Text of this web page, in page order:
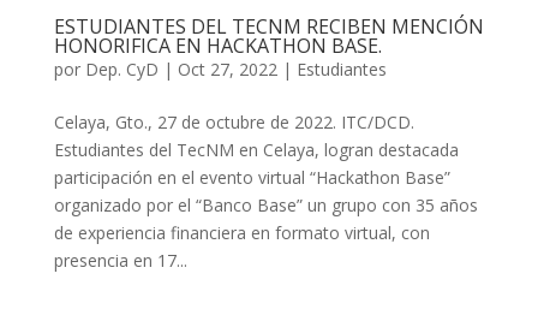
ESTUDIANTES DEL TECNM RECIBEN MENCIÓN
HONORIFICA EN HACKATHON BASE.
por Dep. CyD | Oct 27, 2022 | Estudiantes
Celaya, Gto., 27 de octubre de 2022. ITC/DCD.
Estudiantes del TecNM en Celaya, logran destacada
participación en el evento virtual “Hackathon Base”
organizado por el “Banco Base” un grupo con 35 años
de experiencia financiera en formato virtual, con
presencia en 17...